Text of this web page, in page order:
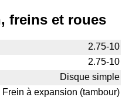
freins et roues
2.75-10
2.75-10
Disque simple
Frein à expansion (tambour)